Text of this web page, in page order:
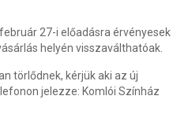
27-i előadásra érvényesek
helyén visszaválthatóak.
törlődnek, kérjük aki az új
jelezze: Komlói Színház